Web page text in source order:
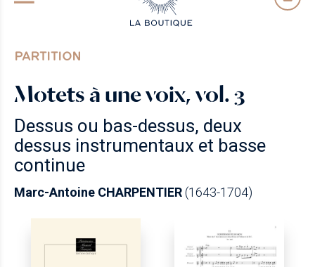
PARTITION
Motets à une voix, vol. 3
Dessus ou bas-dessus, deux
dessus instrumentaux et basse
continue
Marc-Antoine CHARPENTIER(1643-1704)